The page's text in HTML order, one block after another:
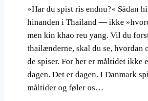
T
A
T
J
S
E
»Har du spist ris endnu?« Sådan
hinanden i Thailand — ikke
men kin khao reu yang. Vil du
thailænderne, skal du se, hvordan
de spiser. For her er måltidet ikke
dagen. Det er dagen. I Danmark
måltider og føler os…